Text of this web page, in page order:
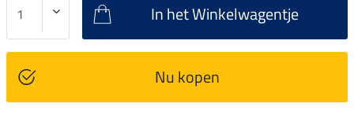
In het Winkelwagentje
Nu kopen